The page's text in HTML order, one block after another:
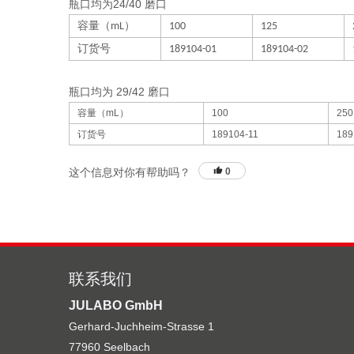
瓶口均为24/40 磨口
容量（ mL） 100 125
订货号
189104-01 189104-02
瓶口均为 29/42 磨口
容量（mL） 100
250
订货号
189104-11
这个信息对你有帮助吗？ 0
联系我们
JULABO GmbH
Gerhard-Juchheim-Strasse 1
77960 Seelbach